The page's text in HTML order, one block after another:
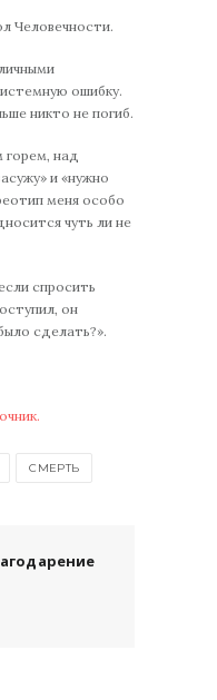
Человечности.
ошибку.
никто не погиб.
горем, над
и «нужно
меня особо
чуть ли не
спросить
он
сделать?».
СМЕРТЬ